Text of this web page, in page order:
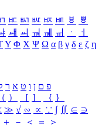
ㅳ ㅴ ㅵ ㅶ ㅷ ㅸ
ㅹ
ㆈ ㆉ ㆊ ㆋ ㆌ ㆍ
ㆎ
Υ Φ Χ Ψ Ω α β γ δ ε ζ η
פ ם ן ו ט א ר
（ ） ［ ］ ｛ ｝
≫ √ ∽ ∝ ∵ ∫ ∬ ∈ ∋
＋ － ＜ ＝
＞